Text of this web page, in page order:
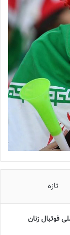
تازه
فوتبال زنان